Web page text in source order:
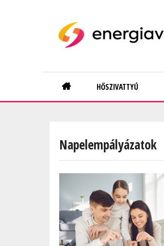
Main
navigation
HŐSZIVATTYÚ
Napelempályázatok